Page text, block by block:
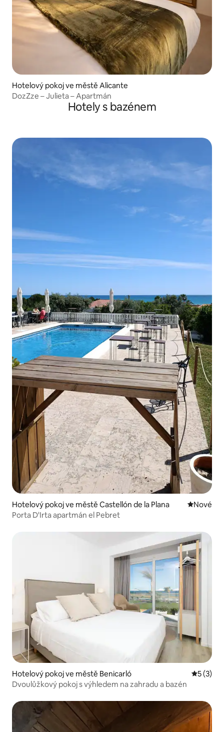
Hotelový pokoj ve městě Alicante
DozZze – Julieta – Apartmán
Hotely s bazénem
Hotelový pokoj ve městě Castellón de la Plana Nové
Nové
Porta D'Irta apartmán el Pebret
Hotelový pokoj ve městě Benicarló
5 (3)
Dvoulůžkový pokoj s výhledem na zahradu a bazén